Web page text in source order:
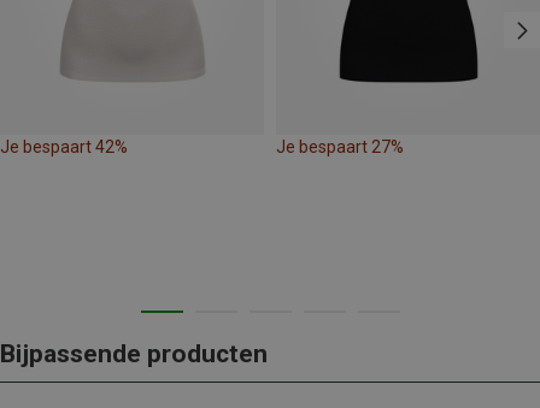
Je bespaart 42% Je bespaart 27%
Bijpassende producten